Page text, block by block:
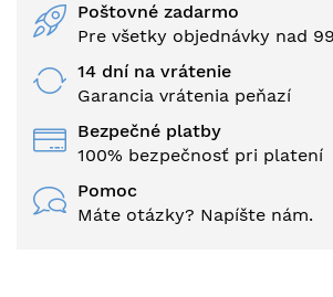
Poštovné zadarmo
Pre všetky objednávky nad
14 dní na vrátenie
Garancia vrátenia peňazí
Bezpečné platby
100% bezpečnosť pri platení
Pomoc
Máte otázky? Napíšte nám.